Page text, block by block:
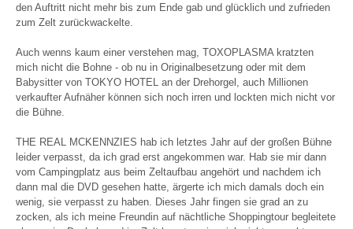
den Auftritt nicht mehr bis zum Ende gab und glücklich und zufrieden
zum Zelt zurückwackelte.
Auch wenns kaum einer verstehen mag, TOXOPLASMA kratzten
mich nicht die Bohne - ob nu in Originalbesetzung oder mit dem
Babysitter von TOKYO HOTEL an der Drehorgel, auch Millionen
verkaufter Aufnäher können sich noch irren und lockten mich nicht vor
die Bühne.
THE REAL MCKENNZIES hab ich letztes Jahr auf der großen Bühne
leider verpasst, da ich grad erst angekommen war. Hab sie mir dann
vom Campingplatz aus beim Zeltaufbau angehört und nachdem ich
dann mal die DVD gesehen hatte, ärgerte ich mich damals doch ein
wenig, sie verpasst zu haben. Dieses Jahr fingen sie grad an zu
zocken, als ich meine Freundin auf nächtliche Shoppingtour begleitete